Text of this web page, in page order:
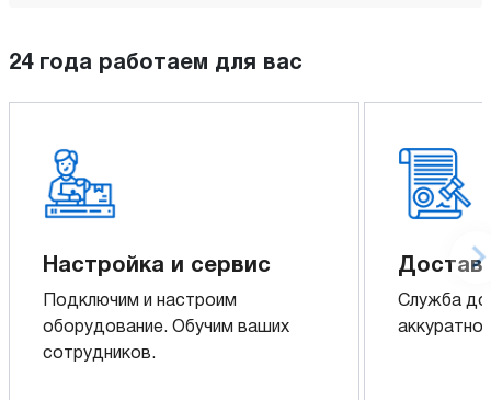
24 года работаем для вас
Настройка и сервис
Подключим и настроим
оборудование. Обучим ваших
сотрудников.
Служба
аккуратно